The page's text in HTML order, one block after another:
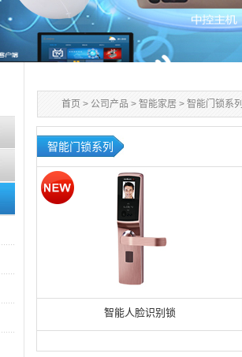
首页 > 公司产品 > 智能家居 > 智能门锁系列
智能门锁系列
智能人脸识别锁